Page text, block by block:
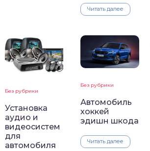
Читать далее
Без рубрики
Установка
аудио и
видеосистем
для
автомобиля
Без рубрики
Автомобиль
хоккей
эдишн шкода
Читать далее